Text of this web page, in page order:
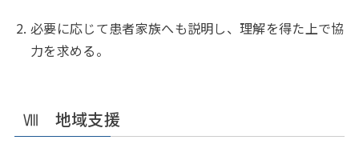
必要に応じて患者家族へも説明し、理解を得た上で協
力を求める。
Ⅷ 地域支援